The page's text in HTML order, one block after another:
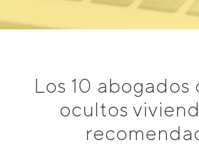
Los 10 abogados
ocultos